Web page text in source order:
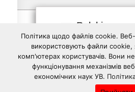
Polski
ua.wne.uw.edu.pl|
Політика щодо файлів cookie.
використовують файли cookie,
комп'ютерах користувачів. Вони
функціонування механізмів
економічних наук УВ.